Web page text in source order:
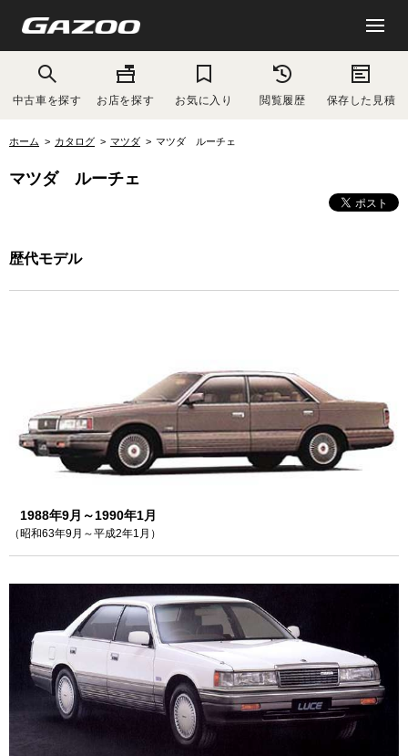
中古車を探す お店を探す お気に入り 閲覧履歴 保存した見積
ホーム カタログ マツダ マツダ ルーチェ
マツダ ルーチェ
歴代モデル
1988年9月～1990年1月
（昭和63年9月～平成2年1月）